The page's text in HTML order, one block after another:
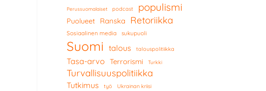
Perussuomalaiset podcast populismi
Puolueet Ranska Retoriikka
Sosiaalinen media sukupuoli
Suomi talous talouspolitiikka
Tasa-arvo Terrorismi Turkki
Turvallisuuspolitiikka
Tutkimus työ Ukrainan kriisi